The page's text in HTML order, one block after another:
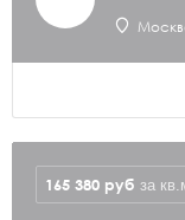
165 380 руб за